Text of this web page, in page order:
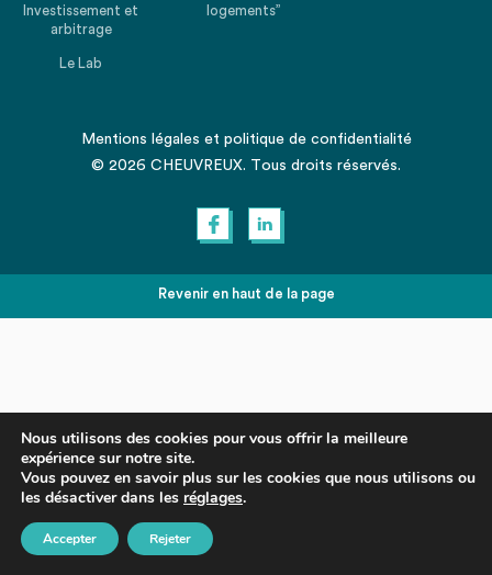
Investissement et
arbitrage
Le Lab
logements”
Mentions légales et politique de confidentialité
© 2026 CHEUVREUX. Tous droits réservés.
Revenir en haut de la page
Nous utilisons des cookies pour vous offrir la meilleure
expérience sur notre site.
Vous pouvez en savoir plus sur les cookies que nous utilisons ou
les désactiver dans les réglages.
Accepter Rejeter